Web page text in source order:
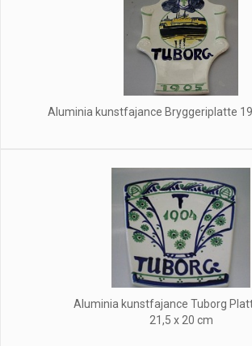
Aluminia kunstfajance Bryggeriplatte
Aluminia kunstfajance Tuborg
21,5 x 20 cm